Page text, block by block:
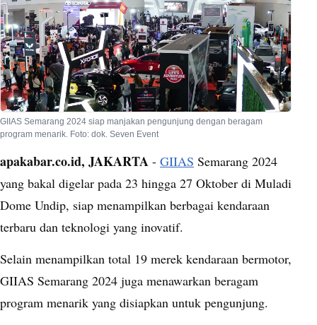
GIIAS Semarang 2024 siap manjakan pengunjung dengan beragam
program menarik. Foto: dok. Seven Event
apakabar.co.id, JAKARTA - GIIAS Semarang 2024
yang bakal digelar pada 23 hingga 27 Oktober di Muladi
Dome Undip, siap menampilkan berbagai kendaraan
terbaru dan teknologi yang inovatif.
Selain menampilkan total 19 merek kendaraan bermotor,
GIIAS Semarang 2024 juga menawarkan beragam
program menarik yang disiapkan untuk pengunjung.